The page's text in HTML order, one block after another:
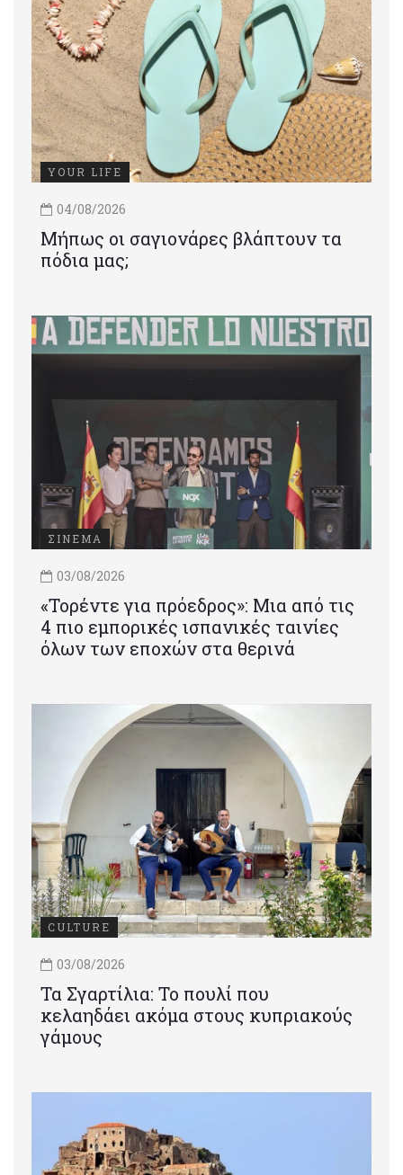
YOUR LIFE
04/08/2026
Μήπως οι σαγιονάρες βλάπτουν τα
πόδια μας;
ΣΙΝΕΜΑ
03/08/2026
«Τορέντε για πρόεδρος»: Mια από τις
4 πιο εμπορικές ισπανικές ταινίες
όλων των εποχών στα θερινά
CULTURE
03/08/2026
Τα Σγαρτίλια: Το πουλί που
κελαηδάει ακόμα στους κυπριακούς
γάμους